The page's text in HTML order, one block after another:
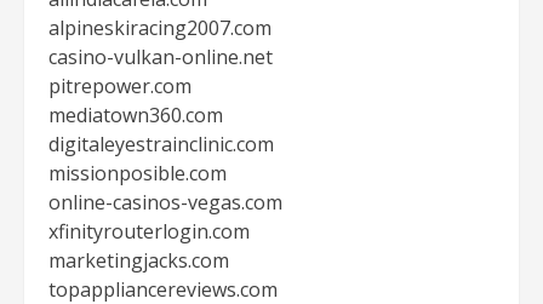
alpineskiracing2007.com
casino-vulkan-online.net
pitrepower.com
mediatown360.com
digitaleyestrainclinic.com
missionposible.com
online-casinos-vegas.com
xfinityrouterlogin.com
marketingjacks.com
topappliancereviews.com